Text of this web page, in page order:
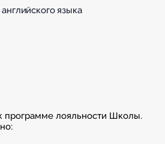
языка
программе лояльности Школы.